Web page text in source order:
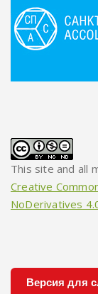
This site and all
Creative
NoDerivatives
Версия для